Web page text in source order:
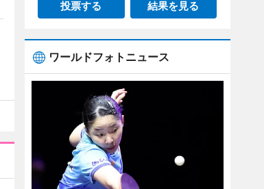
投票する 結果を見る
ワールドフォトニュース